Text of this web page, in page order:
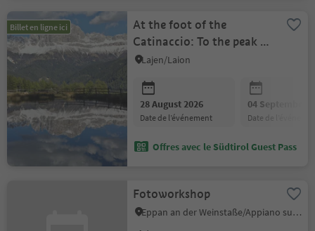
Billet en ligne ici
At the foot of the
Catinaccio: To the peak of
Mount Balzo
Lajen/Laion
28 August 2026
date de l’événement
04 September
date de
Offres avec le Südtirol Guest Pass
Fotoworkshop
Eppan an der Weinstaße/Appiano sulla Strada del Vino, Alto Adige Wine Road